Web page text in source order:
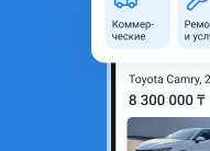
Оригинальность
Подходит на авто